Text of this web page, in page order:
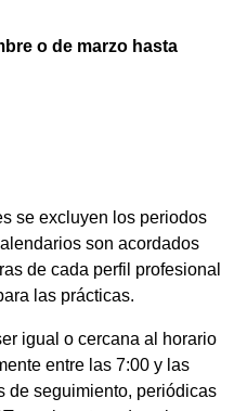
o de marzo hasta
se excluyen los periodos
son acordados
de cada perfil profesional
las prácticas.
igual o cercana al horario
entre las 7:00 y las
de seguimiento, periódicas